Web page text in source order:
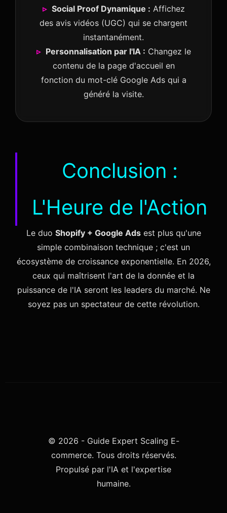
Social Proof Dynamique : Affichez
des avis vidéos (UGC) qui se chargent
instantanément.
Personnalisation par l'IA : Changez le
contenu de la page d'accueil en
fonction du mot-clé Google Ads qui a
généré la visite.
Conclusion :
L'Heure de l'Action
Le duo Shopify + Google Adsest plus qu'une
simple combinaison technique ; c'est un
écosystème de croissance exponentielle. En 2026,
ceux qui maîtrisent l'art de la donnée et la
puissance de l'IA seront les leaders du marché. Ne
soyez pas un spectateur de cette révolution.
© 2026 - Guide Expert Scaling E-
commerce. Tous droits réservés.
Propulsé par l'IA et l'expertise
humaine.